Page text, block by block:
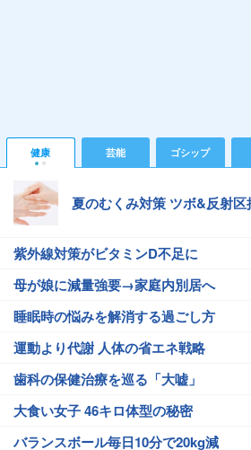
健康 芸能 ゴシップ
夏のむくみ対策 ツボ&反射区
紫外線対策がビタミンD不足に
母が娘に減量強要→家庭内別居へ
睡眠時の悩みを解消する過ごし方
運動より代謝 人体の省エネ戦略
歯科の保健治療を巡る「大嘘」
大食い女子 46キロ体型の秘密
バランスボール毎日10分で20kg減